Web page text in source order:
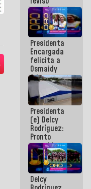
agenda
económica y
ejecución de
fondos de
emergencia
post-sismos
Presidenta
Encargada
felicita a
Osmaidy
Arias y
Giraly
Marcano por
hacer
historia en
los
Centroamericanos
Presidenta
(e) Delcy
Rodríguez:
Pronto
restableceremos
las
operaciones
en el
Aeropuerto
Delcy